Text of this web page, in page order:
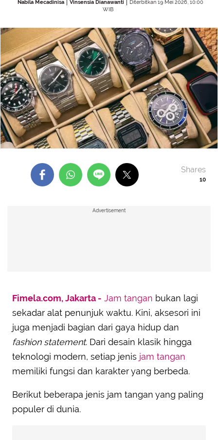
Nabila Mecadinisa Vinsensia Dianawanti
Diterbitkan 19 Mei 2026, 10:00
WIB
10
Shares
Advertisement
Fimela.com, Jakarta - Jam tangan bukan lagi
sekadar alat penunjuk waktu. Kini, aksesori ini
juga menjadi bagian dari gaya hidup dan
fashion statement. Dari desain klasik hingga
teknologi modern, setiap jenis jam tangan
memiliki fungsi dan karakter yang berbeda.
Berikut beberapa jenis jam tangan yang paling
populer di dunia.